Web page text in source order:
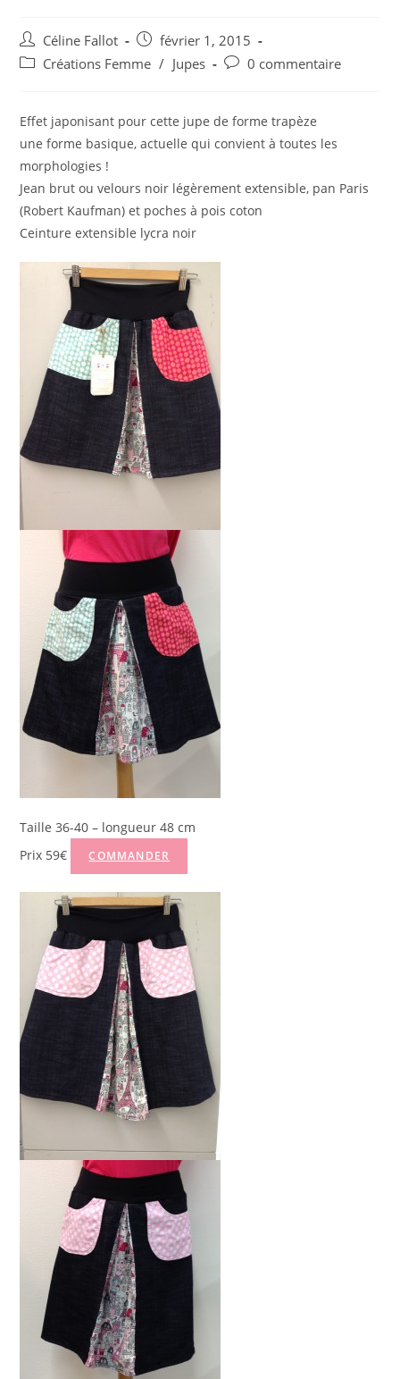
Céline Fallot
février 1, 2015
Créations Femme / Jupes 0 commentaire
Effet japonisant pour cette jupe de forme trapèze
une forme basique, actuelle qui convient à toutes les
morphologies !
Jean brut ou velours noir légèrement extensible, pan Paris
(Robert Kaufman) et poches à pois coton
Ceinture extensible lycra noir
Taille 36-40 – longueur 48 cm
Prix 59€
COMMANDER